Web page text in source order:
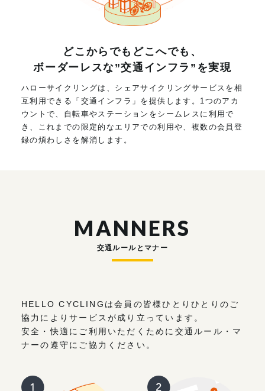
どこからでもどこへでも、
ボーダーレスな”交通インフラ”を実現
ハローサイクリングは、シェアサイクリングサービスを相
互利用できる「交通インフラ」を提供します。1つのアカ
ウントで、自転車やステーションをシームレスに利用で
き、これまでの限定的なエリアでの利用や、複数の会員登
録の煩わしさを解消します。
MANNERS
交通ルールとマナー
HELLO CYCLINGは会員の皆様ひとりひとりのご
協力によりサービスが成り立っています。
安全・快適にご利用いただくために交通ルール・マ
ナーの遵守にご協力ください。